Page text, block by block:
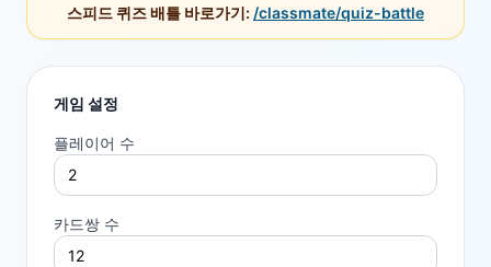
스피드 퀴즈 배틀 바로가기: /classmate/quiz-battle
게임 설정
플레이어 수
카드쌍 수